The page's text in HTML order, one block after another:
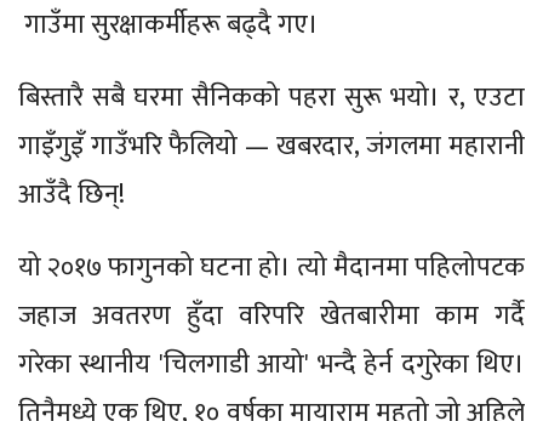
गाउँमा सुरक्षाकर्मीहरू बढ्दै गए।
बिस्तारै सबै घरमा सैनिकको पहरा सुरू भयो। र, एउटा
गाइँगुइँ गाउँभरि फैलियो — खबरदार, जंगलमा महारानी
आउँदै छिन्!
यो २०१७ फागुनको घटना हो। त्यो मैदानमा पहिलोपटक
जहाज अवतरण हुँदा वरिपरि खेतबारीमा काम गर्दै
गरेका स्थानीय 'चिलगाडी आयो' भन्दै हेर्न दगुरेका थिए।